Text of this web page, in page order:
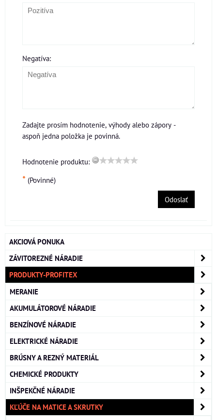
Negatíva:
Zadajte prosím hodnotenie, výhody alebo zápory -
aspoň jedna položka je povinná.
Hodnotenie produktu:
* (Povinné)
Odoslať
AKCIOVÁ PONUKA
ZÁVITOREZNÉ NÁRADIE
PRODUKTY-PROFITEX
MERANIE
AKUMULÁTOROVÉ NÁRADIE
BENZÍNOVÉ NÁRADIE
ELEKTRICKÉ NÁRADIE
BRÚSNY A REZNÝ MATERIÁL
CHEMICKÉ PRODUKTY
INŠPEKČNÉ NÁRADIE
KĽÚČE NA MATICE A SKRUTKY